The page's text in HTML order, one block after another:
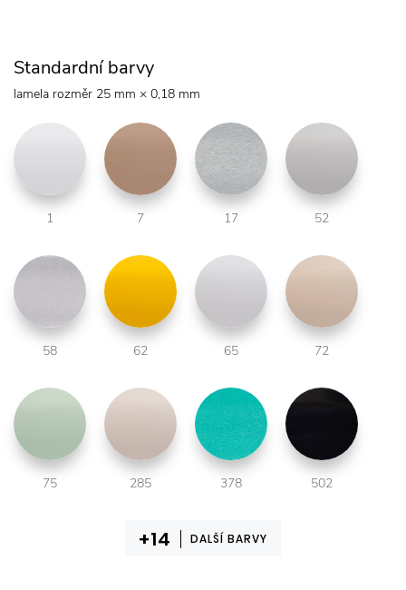
Standardní barvy
lamela rozměr 25 mm × 0,18 mm
1 7 17 52
58 62 65 72
75 285 378 502
DALŠÍ BARVY